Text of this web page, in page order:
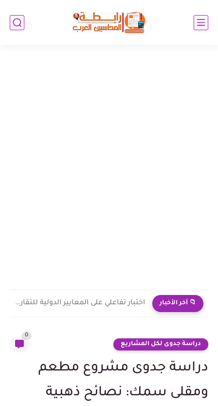
📁 آخر الأخبار اختبار تفاعلي على المعايير الدولية للتقارير المالية IFRS
دراسة جدوى لكل المشاريع
0
دراسة جدوى مشروع مطعم
ومقلى سمك: نصائح ذهبية